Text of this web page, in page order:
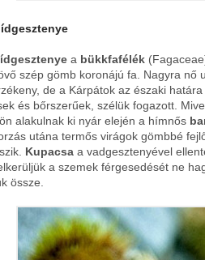
a bükkfafélék
szép gömb koronájú fa. Nagyra nő
de a Kárpátok az északi
és bőrszerűek, szélük fogazott.
alakulnak ki nyár elején a hímnős
utána termős virágok gömbbé
Kupacsa a vadgesztenyével
a szemek férgesedését ne
össze.